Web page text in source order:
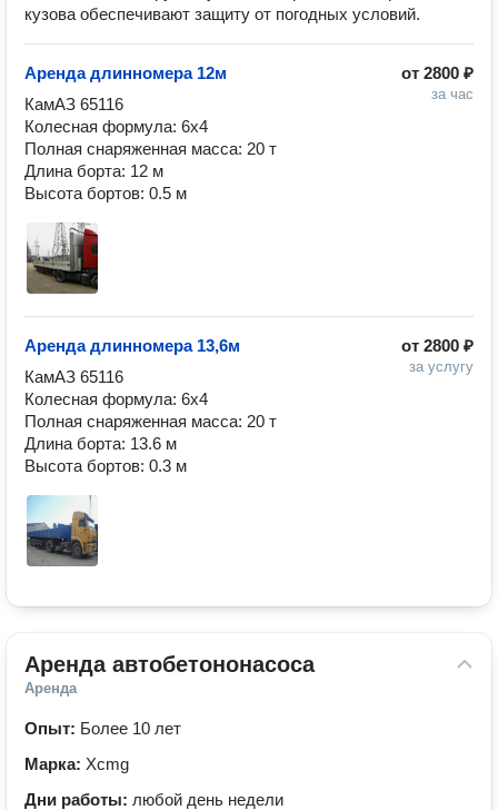
кузова обеспечивают защиту от погодных условий.
от 2800 ₽
за час
Аренда длинномера 12м
КамАЗ 65116
Колесная формула: 6х4
Полная снаряженная масса: 20 т
Длина борта: 12 м
Высота бортов: 0.5 м
от 2800 ₽
за услугу
Аренда длинномера 13,6м
КамАЗ 65116
Колесная формула: 6х4
Полная снаряженная масса: 20 т
Длина борта: 13.6 м
Высота бортов: 0.3 м
Аренда автобетононасоса
Аренда
Опыт: Более 10 лет
Марка: Xcmg
Дни работы: любой день недели